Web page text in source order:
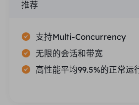
推荐
支持Multi-Concurrency
无限的会话和带宽
高性能平均99.5%的正常运